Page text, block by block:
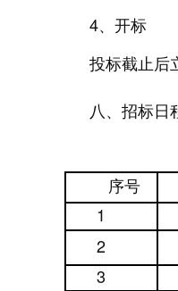
4、 开标
投标截止后
八、招标日
序号
1
2
3